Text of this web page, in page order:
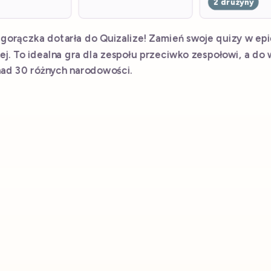
każdy sprawdzian jako klasyczny quiz
przeżycie dzięki naszemu
gier klasowych – bez instalacji, bez
2 drużyny
gorączka dotarła do Quizalize! Zamień swoje quizy w
To idealna gra dla zespołu przeciwko zespołowi, a do
30 różnych narodowości.